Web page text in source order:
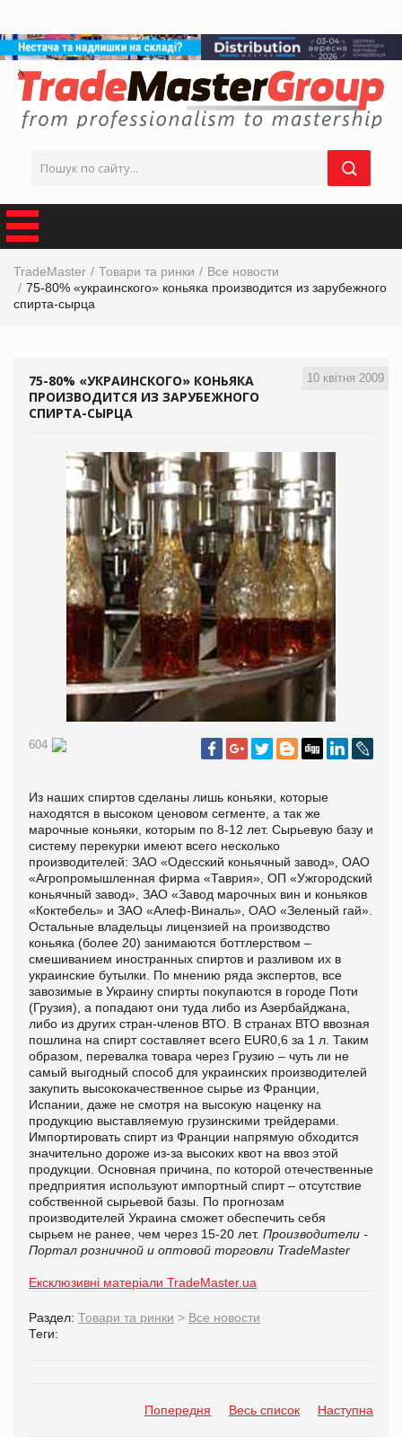
TradeMaster Товари та ринки
Все новости
75-80% «украинского» коньяка производится из зарубежного
спирта-сырца
10 квітня 2009
75-80% «УКРАИНСКОГО» КОНЬЯКА
ПРОИЗВОДИТСЯ ИЗ ЗАРУБЕЖНОГО
СПИРТА-СЫРЦА
604
Из наших спиртов сделаны лишь коньяки, которые
находятся в высоком ценовом сегменте, а так же
марочные коньяки, которым по 8-12 лет. Сырьевую базу и
систему перекурки имеют всего несколько
производителей: ЗАО «Одесский коньячный завод», ОАО
«Агропромышленная фирма «Таврия», ОП «Ужгородский
коньячный завод», ЗАО «Завод марочных вин и коньяков
«Коктебель» и ЗАО «Алеф-Виналь», ОАО «Зеленый гай».
Остальные владельцы лицензией на производство
коньяка (более 20) занимаются боттлерством –
смешиванием иностранных спиртов и разливом их в
украинские бутылки. По мнению ряда экспертов, все
завозимые в Украину спирты покупаются в городе Поти
(Грузия), а попадают они туда либо из Азербайджана,
либо из других стран-членов ВТО. В странах ВТО ввозная
пошлина на спирт составляет всего EUR0,6 за 1 л. Таким
образом, перевалка товара через Грузию – чуть ли не
самый выгодный способ для украинских производителей
закупить высококачественное сырье из Франции,
Испании, даже не смотря на высокую наценку на
продукцию выставляемую грузинскими трейдерами.
Импортировать спирт из Франции напрямую обходится
значительно дороже из-за высоких квот на ввоз этой
продукции. Основная причина, по которой отечественные
предприятия используют импортный спирт – отсутствие
собственной сырьевой базы. По прогнозам
производителей Украина сможет обеспечить себя
сырьем не ранее, чем через 15-20 лет. Производители -
Портал розничной и оптовой торговли TradeMaster
Ексклюзивні матеріали TradeMaster.ua
Раздел: Товари та ринки > Все новости
Теги:
Попередня Весь список Наступна